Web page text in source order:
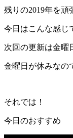
残りの2019年を頑
今日はこんな感じ
次回の更新は金曜
金曜日が休みなの
それでは！
今日のおすすめ